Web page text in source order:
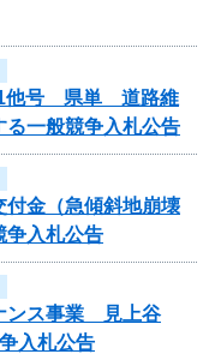
他号 県単 道路維
る一般競争入札公告
金（急傾斜地崩壊
争入札公告
ンス事業 見上谷
入札公告